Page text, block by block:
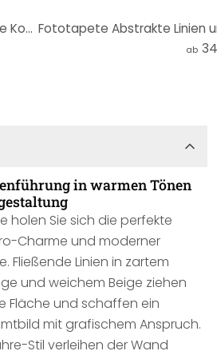
Fototapete Geometrisches Gleichgewicht - Abstrakte Komposition - Costa
ab
in warmen Tönen
holen Sie sich die perfekte
Charme und moderner
Fließende Linien in zartem
und weichem Beige ziehen
Fläche und schaffen ein
mit grafischem Anspruch.
Stil verleihen der Wand